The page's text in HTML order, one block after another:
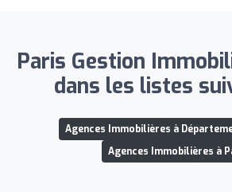
Paris Gestion
dans les listes
Agences Immobilières à
Agences Immobilières à